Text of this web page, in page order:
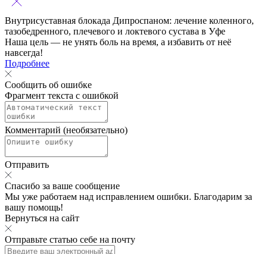
Внутрисуставная блокада Дипроспаном: лечение коленного,
тазобедренного, плечевого и локтевого сустава в Уфе
Наша цель — не унять боль на время, а избавить от неё
навсегда!
Подробнее
Сообщить об ошибке
Фрагмент текста с ошибкой
Комментарий (необязательно)
Отправить
Спасибо за ваше сообщение
Мы уже работаем над исправлением ошибки. Благодарим за
вашу помощь!
Вернуться на сайт
Отправьте статью себе на почту